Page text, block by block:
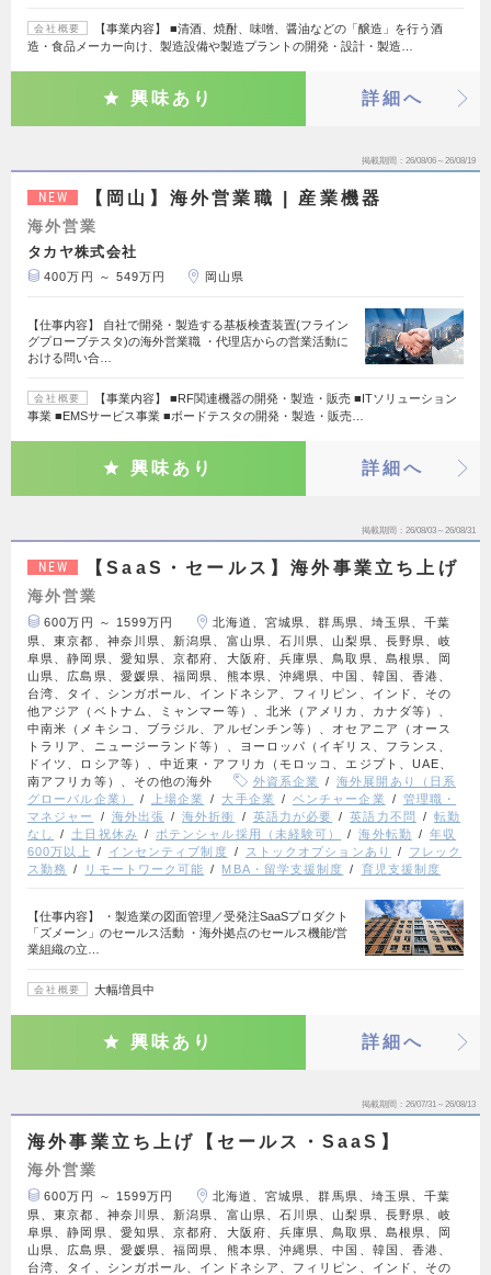
会社概要
【事業内容】 ■清酒、焼酎、味噌、醤油などの「醸造」を行う酒
造・食品メーカー向け、製造設備や製造プラントの開発・設計・製造…
興味あり 詳細へ
掲載期間 26/08/06～26/08/19
NEW 【岡山】海外営業職 | 産業機器
海外営業
タカヤ株式会社
400万円 ～ 549万円 岡山県
【仕事内容】 自社で開発・製造する基板検査装置(フライン
グプローブテスタ)の海外営業職 ・代理店からの営業活動に
おける問い合…
会社概要
【事業内容】 ■RF関連機器の開発・製造・販売 ■ITソリューション
事業 ■EMSサービス事業 ■ボードテスタの開発・製造・販売…
興味あり 詳細へ
掲載期間 26/08/03～26/08/31
NEW 【SaaS・セールス】海外事業立ち上げ
海外営業
600万円 ～ 1599万円
北海道、宮城県、群馬県、埼玉県、千葉
県、東京都、神奈川県、新潟県、富山県、石川県、山梨県、長野県、岐
阜県、静岡県、愛知県、京都府、大阪府、兵庫県、鳥取県、島根県、岡
山県、広島県、愛媛県、福岡県、熊本県、沖縄県、中国、韓国、香港、
台湾、タイ、シンガポール、インドネシア、フィリピン、インド、その
他アジア（ベトナム、ミャンマー等）、北米（アメリカ、カナダ等）、
中南米（メキシコ、ブラジル、アルゼンチン等）、オセアニア（オース
トラリア、ニュージーランド等）、ヨーロッパ（イギリス、フランス、
ドイツ、ロシア等）、中近東・アフリカ（モロッコ、エジプト、UAE、
南アフリカ等）、その他の海外
外資系企業
海外展開あり（日系
グローバル企業）
上場企業 大手企業 ベンチャー企業
管理職・
マネジャー
海外出張 海外折衝 英語力が必要 英語力不問
転勤
なし
土日祝休み ポテンシャル採用（未経験可） 海外転勤
年収
600万以上
インセンティブ制度 ストックオプションあり
フレック
ス勤務
リモートワーク可能 MBA・留学支援制度 育児支援制度
【仕事内容】 ・製造業の図面管理／受発注SaaSプロダクト
「ズメーン」のセールス活動 ・海外拠点のセールス機能/営
業組織の立…
会社概要 大幅増員中
興味あり 詳細へ
掲載期間 26/07/31～26/08/13
海外事業立ち上げ【セールス・SaaS】
海外営業
600万円 ～ 1599万円
北海道、宮城県、群馬県、埼玉県、千葉
県、東京都、神奈川県、新潟県、富山県、石川県、山梨県、長野県、岐
阜県、静岡県、愛知県、京都府、大阪府、兵庫県、鳥取県、島根県、岡
山県、広島県、愛媛県、福岡県、熊本県、沖縄県、中国、韓国、香港、
台湾、タイ、シンガポール、インドネシア、フィリピン、インド、その